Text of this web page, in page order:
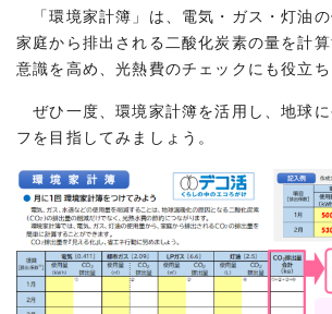
「環境家計簿」は、電気・ガス・灯油の
家庭から排出される二酸化炭素の量を計
意識を高め、光熱費のチェックにも役立ち
ぜひ一度、環境家計簿を活用し、地球に
フを目指してみましょう。